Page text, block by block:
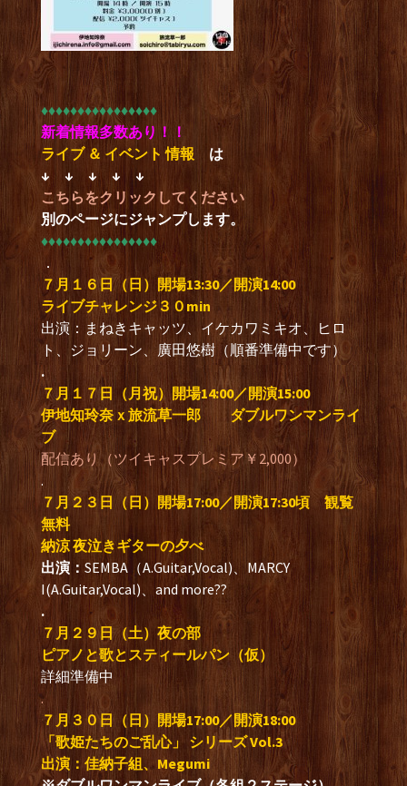
♦︎♦︎♦︎♦︎♦︎♦︎♦︎♦︎♦︎♦︎♦︎♦︎♦︎♦︎♦︎♦︎
新着情報多数あり！！
ライブ ＆ イベント 情報
は
↓ ↓ ↓ ↓ ↓
こちらをクリックしてください
別のページにジャンプします。
♦︎♦︎♦︎♦︎♦︎♦︎♦︎♦︎♦︎♦︎♦︎♦︎♦︎♦︎♦︎♦︎
．
７月１６日（日）開場13:30／開演14:00
ライブチャレンジ３０min
出演：まねきキャッツ、イケカワミキオ、ヒロ
ト、ジョリーン、廣田悠樹（順番準備中です）
.
７月１７日（月祝）開場14:00／開演15:00
伊地知玲奈ｘ旅流草一郎 ダブルワンマンライ
ブ
配信あり（ツイキャスプレミア￥2,000）
.
７月２３日（日）開場17:00／開演17:30頃 観覧
無料
納涼 夜泣きギターの夕べ
出演： SEMBA（A.Guitar,Vocal)、MARCY
I(A.Guitar,Vocal)、and more??
.
７月２９日（土）夜の部
ピアノと歌とスティールパン（仮）
詳細準備中
.
７月３０日（日）開場17:00／開演18:00
「歌姫たちのご乱心」 シリーズ Vol.3
出演：佳納子組、Megumi